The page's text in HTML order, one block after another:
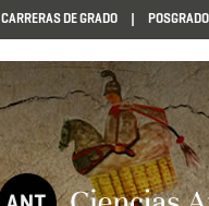
CARRERAS DE GRADO POSGRADO